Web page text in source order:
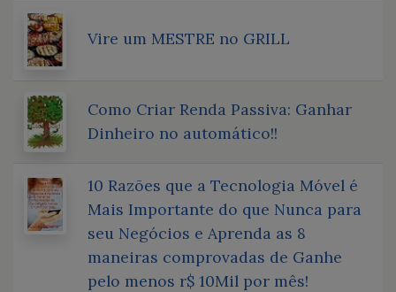
Vire um MESTRE no GRILL
Como Criar Renda Passiva: Ganhar
Dinheiro no automático!!
10 Razões que a Tecnologia Móvel é
Mais Importante do que Nunca para
seu Negócios e Aprenda as 8
maneiras comprovadas de Ganhe
pelo menos r$ 10Mil por mês!